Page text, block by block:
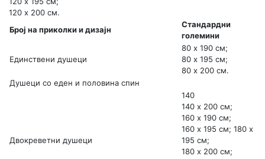
120 х 200 см.
Број на приколки и дизајн
Стандардни
големини
Единствени душеци
80 х 190 см;
80 х 195 см;
80 х 200 см.
Душеци со еден и половина спин
Двокреветни душеци
140
140 х 200 см;
160 х 190 см;
160 х 195 см; 180 х
195 см;
180 х 200 см;